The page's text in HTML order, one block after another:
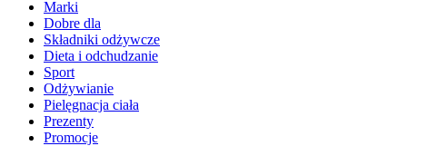
Marki
Dobre dla
Składniki odżywcze
Dieta i odchudzanie
Sport
Odżywianie
Pielęgnacja ciała
Prezenty
Promocje